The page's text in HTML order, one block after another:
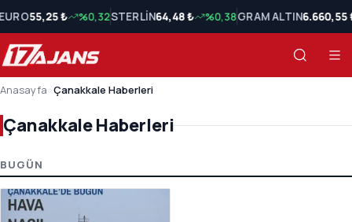
55,25 ₺ %0,32STERLİN64,48 ₺ %0,38GRAM ALTIN6.660,55
Anasayfa Çanakkale Haberleri
Çanakkale Haberleri
Çanakkale Haberleri Son Haberler
BUGÜN